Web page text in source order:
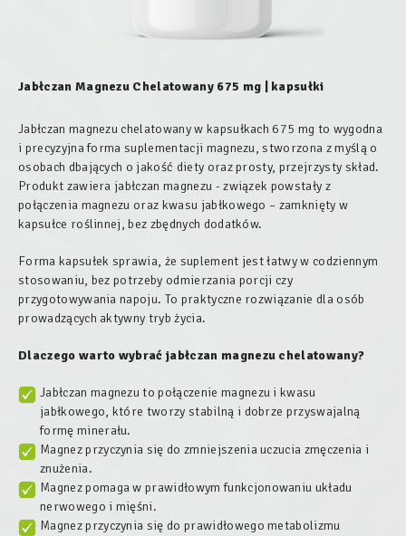
Jabłczan Magnezu Chelatowany 675 mg | kapsułki
Jabłczan magnezu chelatowany w kapsułkach 675 mg to wygodna
i precyzyjna forma suplementacji magnezu, stworzona z myślą o
osobach dbających o jakość diety oraz prosty, przejrzysty skład.
Produkt zawiera jabłczan magnezu - związek powstały z
połączenia magnezu oraz kwasu jabłkowego – zamknięty w
kapsułce roślinnej, bez zbędnych dodatków.
Forma kapsułek sprawia, że suplement jest łatwy w codziennym
stosowaniu, bez potrzeby odmierzania porcji czy
przygotowywania napoju. To praktyczne rozwiązanie dla osób
prowadzących aktywny tryb życia.
Dlaczego warto wybrać jabłczan magnezu chelatowany?
Jabłczan magnezu to połączenie magnezu i kwasu
jabłkowego, które tworzy stabilną i dobrze przyswajalną
formę minerału.
Magnez przyczynia się do zmniejszenia uczucia zmęczenia i
znużenia.
Magnez pomaga w prawidłowym funkcjonowaniu układu
nerwowego i mięśni.
Magnez przyczynia się do prawidłowego metabolizmu